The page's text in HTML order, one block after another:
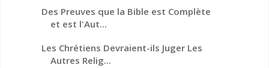
Des Preuves que la Bible est Complète
et est l'Aut...
Les Chrétiens Devraient-ils Juger Les
Autres Relig...